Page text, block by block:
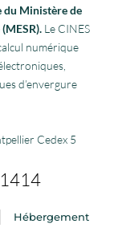
du Ministère de
Le CINES
numérique
d’envergure
Cedex 5
Hébergement